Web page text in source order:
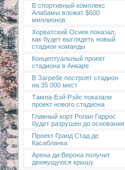
В спортивный комплекс
Алабамы вложат $600
миллионов
Хорватский Осиек показал,
как будет выглядеть новый
стадион команды
Концептуальный проект
стадиона в Анкаре
В Загребе построят стадион
на 35 000 мест
Тампа-Бэй Рэйс показали
проект нового стадиона
Главный корт Ролан Гаррос
будет разрушен до основания
Проект Гранд Стад де
Касабланка
Арена ди Верона получит
движущуюся крышу